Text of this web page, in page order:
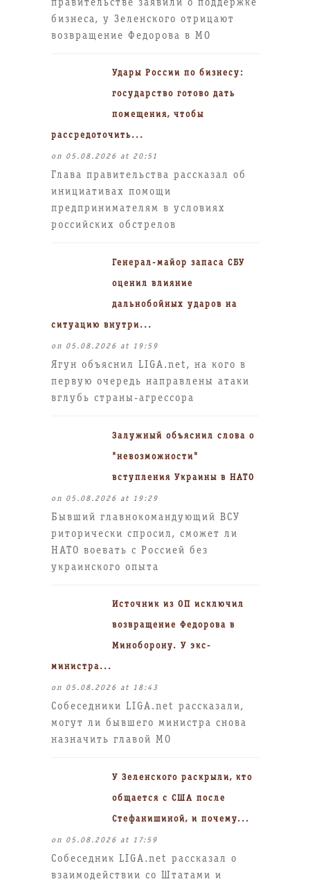
правительстве заявили о поддержке
бизнеса, у Зеленского отрицают
возвращение Федорова в МО
Удары России по бизнесу:
государство готово дать
помещения, чтобы
рассредоточить...
on 05.08.2026 at 20:51
Глава правительства рассказал об
инициативах помощи
предпринимателям в условиях
российских обстрелов
Генерал-майор запаса СБУ
оценил влияние
дальнобойных ударов на
ситуацию внутри...
on 05.08.2026 at 19:59
Ягун объяснил LIGA.net, на кого в
первую очередь направлены атаки
вглубь страны-агрессора
Залужный объяснил слова о
"невозможности"
вступления Украины в НАТО
on 05.08.2026 at 19:29
Бывший главнокомандующий ВСУ
риторически спросил, сможет ли
НАТО воевать с Россией без
украинского опыта
Источник из ОП исключил
возвращение Федорова в
Миноборону. У экс-
министра...
on 05.08.2026 at 18:43
Собеседники LIGA.net рассказали,
могут ли бывшего министра снова
назначить главой МО
У Зеленского раскрыли, кто
общается с США после
Стефанишиной, и почему...
on 05.08.2026 at 17:59
Собеседник LIGA.net рассказал о
взаимодействии со Штатами и